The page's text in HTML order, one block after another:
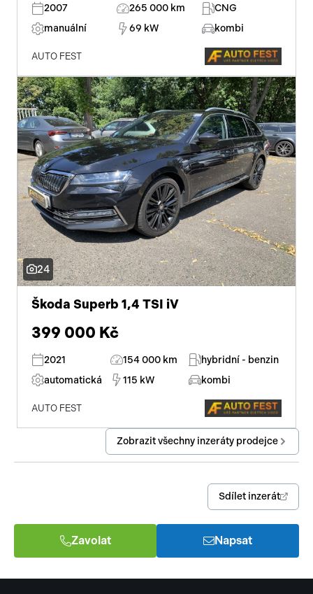
2007 265 000 km
CNG
manuální
69 kW kombi
AUTO FEST
24
Škoda Superb 1,4 TSI iV
399 000 Kč
2021 154 000 km
hybridní - benzin
automatická
115 kW kombi
AUTO FEST
Zobrazit všechny inzeráty prodejce
Sdílet inzerát
Zavolat Napsat